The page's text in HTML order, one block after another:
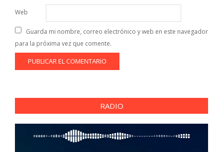
Web
Guarda mi nombre, correo electrónico y web en este navegador
para la próxima vez que comente.
RADIO